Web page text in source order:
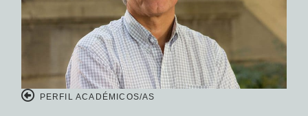
PERFIL ACADÉMICOS/AS